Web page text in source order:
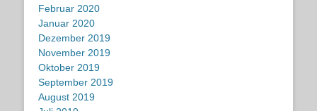
Februar 2020
Januar 2020
Dezember 2019
November 2019
Oktober 2019
September 2019
August 2019